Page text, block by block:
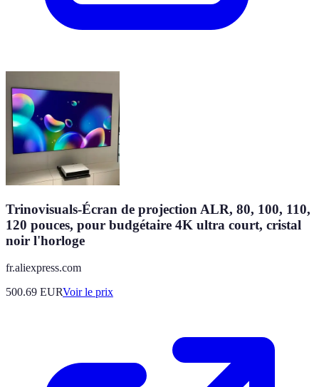
Trinovisuals-Écran de projection ALR, 80, 100, 110,
120 pouces, pour budgétaire 4K ultra court, cristal
noir l'horloge
fr.aliexpress.com
500.69 EURVoir le prix